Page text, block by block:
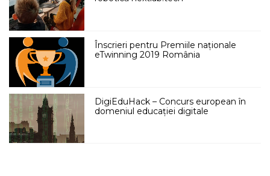
Înscrieri pentru Premiile naționale
eTwinning 2019 România
DigiEduHack – Concurs european în
domeniul educației digitale